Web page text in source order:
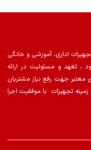
اداری، آموزشی و خانگی
، تعهد و مسئولیت در ارائه
معتبر جهت رفع نیاز مشتریان
تجهیزات با موفقیت اجرا